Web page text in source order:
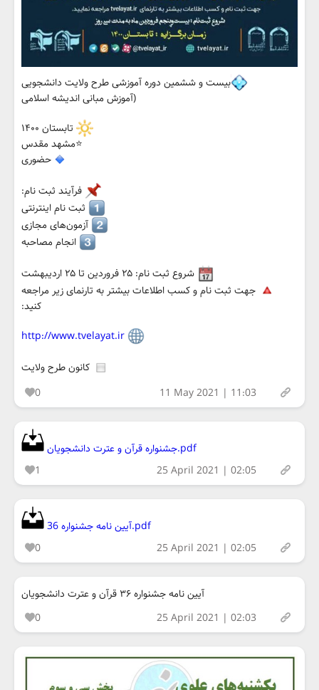
بیست ‌و ششمین ‌دوره ‌آموزشی طرح ‌ولایت دانشجویی
(آموزش ‌مبانی ‌اندیشه ‌اسلامی
تابستان ۱۴۰۰
⭐️مشهد مقدس
حضوری
فرآیند ثبت نام:
ثبت نام اینترنتی
آزمون‌های مجازی
انجام مصاحبه
شروع ثبت ‌نام: ۲۵ ‌فروردین تا ۲۵ اردیبهشت
جهت ‌ثبت ‌نام ‌و کسب‌ اطلاعات ‌بیشتر به تارنمای ‌زیر مراجعه
‌کنید:
http://www.tvelayat.ir
کانون طرح ولایت
0
11 May 2021 | 11:03
جشنواره قرآن و عترت دانشجویان.pdf
1
25 April 2021 | 02:05
آیین نامه جشنواره 36.pdf
0
25 April 2021 | 02:05
آیین نامه جشنواره ۳۶ قرآن و عترت دانشجویان
0
25 April 2021 | 02:03